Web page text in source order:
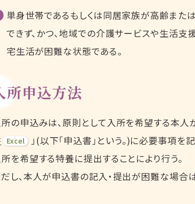
単身世帯であるもしくは同居家族が高齢また
できず、かつ、地域での介護サービスや生活
宅生活が困難な状態である。
所申込方法
の申込みは、原則として入所を希望する本人が
」(以下「申込書」という。)に必要事項を
を希望する特養に提出することにより行う。
し、本人が申込書の記入・提出が困難な場合